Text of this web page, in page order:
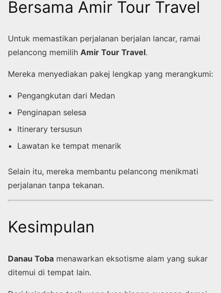
Bersama Amir Tour Travel
Untuk memastikan perjalanan berjalan lancar, ramai
pelancong memilih Amir Tour Travel.
Mereka menyediakan pakej lengkap yang merangkumi:
Pengangkutan dari Medan
Penginapan selesa
Itinerary tersusun
Lawatan ke tempat menarik
Selain itu, mereka membantu pelancong menikmati
perjalanan tanpa tekanan.
Kesimpulan
Danau Toba menawarkan eksotisme alam yang sukar
ditemui di tempat lain.